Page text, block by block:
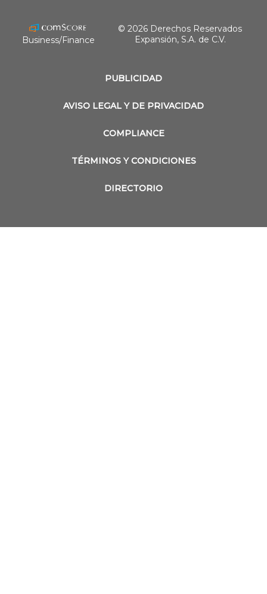
PUBLICIDAD
AVISO LEGAL Y DE PRIVACIDAD
COMPLIANCE
TÉRMINOS Y CONDICIONES
DIRECTORIO
Business/Finance
© 2026 Derechos Reservados
Expansión, S.A. de C.V.